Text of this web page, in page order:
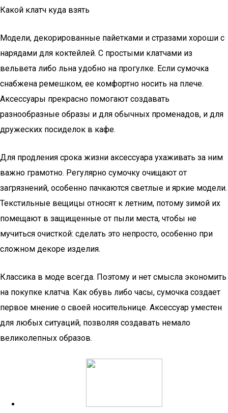
Какой клатч куда взять
Модели, декорированные пайетками и стразами хороши с
нарядами для коктейлей. С простыми клатчами из
вельвета либо льна удобно на прогулке. Если сумочка
снабжена ремешком, ее комфортно носить на плече.
Аксессуары прекрасно помогают создавать
разнообразные образы и для обычных променадов, и для
дружеских посиделок в кафе.
Для продления срока жизни аксессуара ухаживать за ним
важно грамотно. Регулярно сумочку очищают от
загрязнений, особенно пачкаются светлые и яркие модели.
Текстильные вещицы относят к летним, потому зимой их
помещают в защищенные от пыли места, чтобы не
мучиться очисткой: сделать это непросто, особенно при
сложном декоре изделия.
Классика в моде всегда. Поэтому и нет смысла экономить
на покупке клатча. Как обувь либо часы, сумочка создает
первое мнение о своей носительнице. Аксессуар уместен
для любых ситуаций, позволяя создавать немало
великолепных образов.